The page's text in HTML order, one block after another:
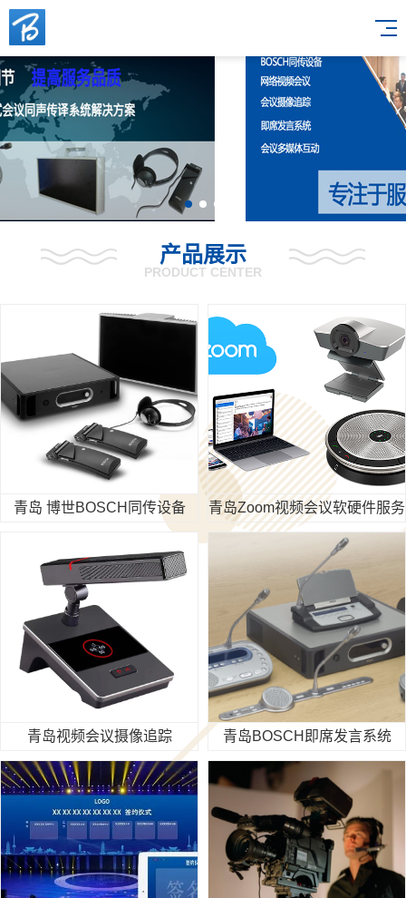
产品展示
PRODUCT CENTER
青岛 博世BOSCH同传设备 青岛Zoom视频会议软硬件服务
青岛视频会议摄像追踪 青岛BOSCH即席发言系统